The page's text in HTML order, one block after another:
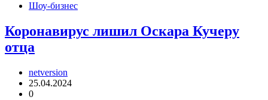
Шоу-бизнес
Коронавирус лишил Оскара Кучеру
отца
netversion
25.04.2024
0